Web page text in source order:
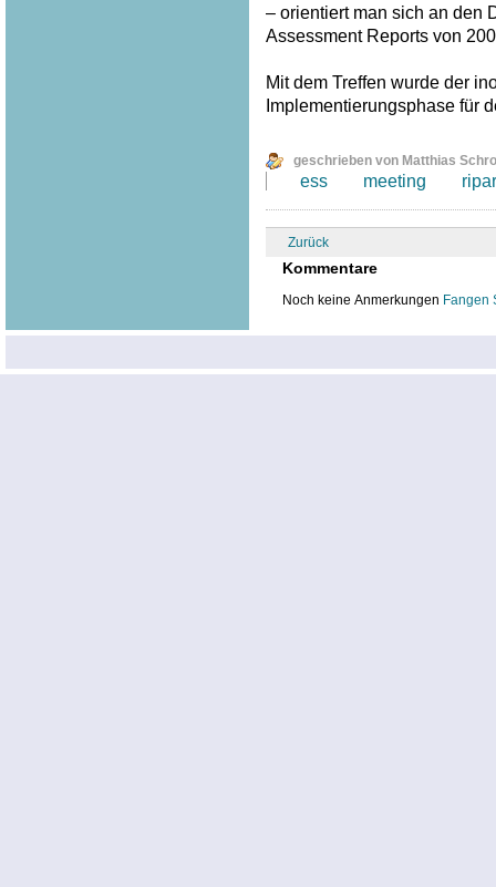
– orientiert man sich an den
Assessment Reports von
Mit dem Treffen wurde der
Implementierungsphase für
geschrieben von Matthias
ess meeting
Zurück
Kommentare
Noch keine Anmerkungen Fangen